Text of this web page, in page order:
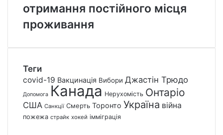
отримання постійного місця
проживання
Теги
covid-19 Вакцинація Вибори Джастін Трюдо
Допомога Канада Нерухомість Онтаріо
США Санкції Смерть Торонто Україна війна
пожежа страйк хокей імміграція